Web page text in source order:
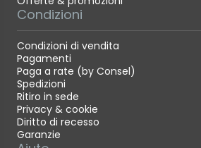
Condizioni
Condizioni di vendita
Pagamenti
Paga a rate (by Consel)
Spedizioni
Ritiro in sede
Privacy & cookie
Diritto di recesso
Garanzie